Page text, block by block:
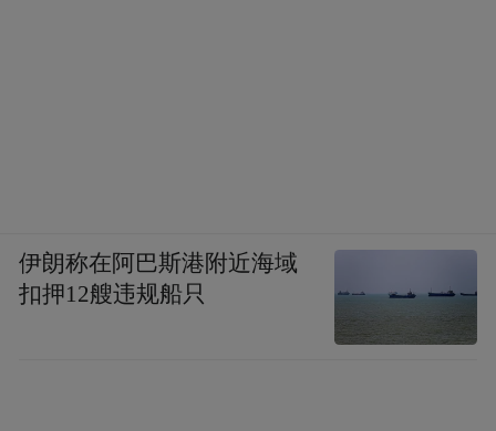
伊朗称在阿巴斯港附近海域
扣押12艘违规船只